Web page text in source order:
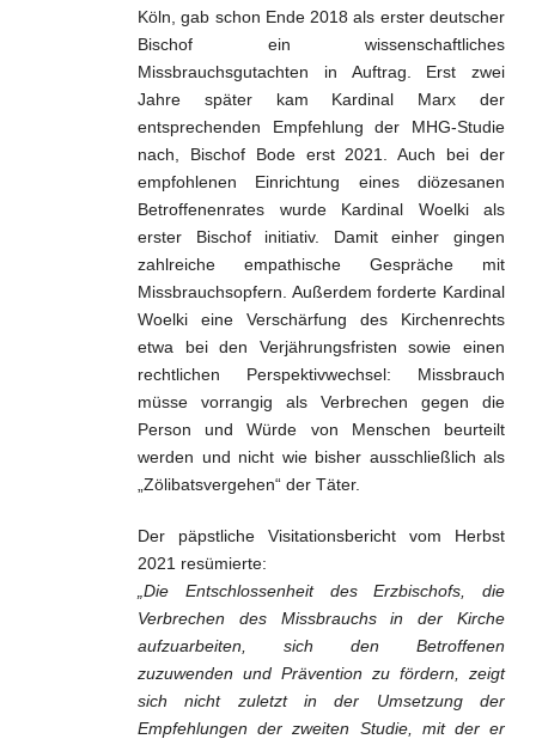
Impressum
Köln, gab schon Ende 2018 als erster deutscher
Bischof ein wissenschaftliches
Missbrauchsgutachten in Auftrag. Erst zwei
Jahre später kam Kardinal Marx der
entsprechenden Empfehlung der MHG-Studie
nach, Bischof Bode erst 2021. Auch bei der
empfohlenen Einrichtung eines diözesanen
Betroffenenrates wurde Kardinal Woelki als
erster Bischof initiativ. Damit einher gingen
zahlreiche empathische Gespräche mit
Missbrauchsopfern. Außerdem forderte Kardinal
Woelki eine Verschärfung des Kirchenrechts
etwa bei den Verjährungsfristen sowie einen
rechtlichen Perspektivwechsel: Missbrauch
müsse vorrangig als Verbrechen gegen die
Person und Würde von Menschen beurteilt
werden und nicht wie bisher ausschließlich als
„Zölibatsvergehen“ der Täter.
Der päpstliche Visitationsbericht vom Herbst
2021 resümierte:
„Die Entschlossenheit des Erzbischofs, die
Verbrechen des Missbrauchs in der Kirche
aufzuarbeiten, sich den Betroffenen
zuzuwenden und Prävention zu fördern, zeigt
sich nicht zuletzt in der Umsetzung der
Empfehlungen der zweiten Studie, mit der er